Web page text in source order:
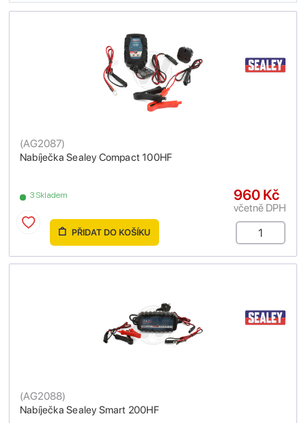
Nabíječka Sealey Compact 100HF
(AG2087)
3 Skladem 960 Kč
včetně DPH
PŘIDAT DO KOŠÍKU
Nabíječka Sealey Smart 200HF
(AG2088)